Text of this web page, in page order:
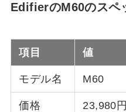
EdifierのM60のスペ
項目 値
モデル名 M60
価格 23,980